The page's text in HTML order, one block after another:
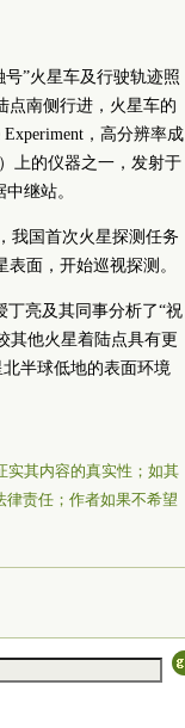
”火星车及行驶轨迹照
点南侧行进，火星车的
，高分辨率成
上的仪器之一，发射于
继站。
我国首次火星探测任务
面，开始巡视探测。
丁亮及其同事分析了“祝
其他火星着陆点具有更
半球低地的表面环境
实其内容的真实性；如其
律责任；作者如果不希望